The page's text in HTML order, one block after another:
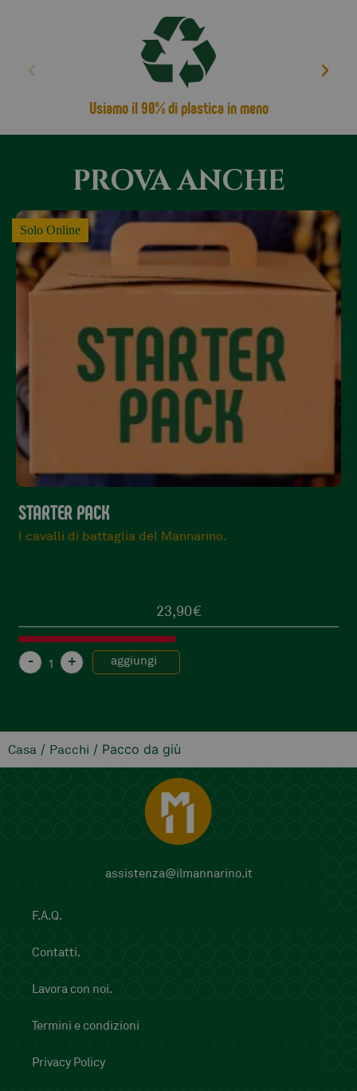
possibile che, per ragioni di spazio, i prodotti
vengano combinati in un’unica box. Se invece si
preferisce ricevere una box separata per ogni pacco,
è necessario indicarlo nelle note al momento
Usiamo il 90% di plastica in meno
PROVA ANCHE
Solo Online
STARTER PACK
I cavalli di battaglia del Mannarino.
23,90€
- + aggiungi
Casa / Pacchi / Pacco da giù
assistenza@ilmannarino.it
F.A.Q.
Contatti.
Lavora con noi.
Termini e condizioni
Privacy Policy